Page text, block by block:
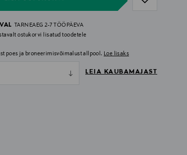
TARNEAEG 2-7 TÖÖPÄEVA
ostukorvi lisatud toodetele
poes ja broneerimisvõimalust allpool. Loe lisaks
LEIA KAUBAMAJAST